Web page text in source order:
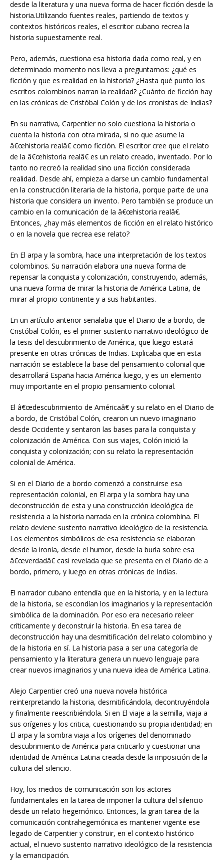
desde la literatura y una nueva forma de hacer ficción desde la
historia.Utilizando fuentes reales, partiendo de textos y
contextos históricos reales, el escritor cubano recrea la
historia supuestamente real.
Pero, además, cuestiona esa historia dada como real, y en
determinado momento nos lleva a preguntarnos: ¿qué es
ficción y que es realidad en la historia? ¿Hasta qué punto los
escritos colombinos narran la realidad? ¿Cuánto de ficción hay
en las crónicas de Cristóbal Colón y de los cronistas de Indias?
En su narrativa, Carpentier no solo cuestiona la historia o
cuenta la historia con otra mirada, si no que asume la
â€œhistoria realâ€ como ficción. El escritor cree que el relato
de la â€œhistoria realâ€ es un relato creado, inventado. Por lo
tanto no recreó la realidad sino una ficción considerada
realidad. Desde ahí, empieza a darse un cambio fundamental
en la construcción literaria de la historia, porque parte de una
historia que considera un invento. Pero también se produce un
cambio en la comunicación de la â€œhistoria realâ€.
Entonces, ¿hay más elementos de ficción en el relato histórico
o en la novela que recrea ese relato?
En El arpa y la sombra, hace una interpretación de los textos
colombinos. Su narración elabora una nueva forma de
repensar la conquista y colonización, construyendo, además,
una nueva forma de mirar la historia de América Latina, de
mirar al propio continente y a sus habitantes.
En un artículo anterior señalaba que el Diario de a bordo, de
Cristóbal Colón, es el primer sustento narrativo ideológico de
la tesis del descubrimiento de América, que luego estará
presente en otras crónicas de Indias. Explicaba que en esta
narración se establece la base del pensamiento colonial que
desarrollará España hacia América luego, y es un elemento
muy importante en el propio pensamiento colonial.
El â€œdescubrimiento de Américaâ€ y su relato en el Diario de
a bordo, de Cristóbal Colón, crearon un nuevo imaginario
desde Occidente y sentaron las bases para la conquista y
colonización de América. Con sus viajes, Colón inició la
conquista y colonización; con su relato la representación
colonial de América.
Si en el Diario de a bordo comenzó a construirse esa
representación colonial, en El arpa y la sombra hay una
deconstrucción de esta y una construcción ideológica de
resistencia a la historia narrada en la crónica colombina. El
relato deviene sustento narrativo ideológico de la resistencia.
Los elementos simbólicos de esa resistencia se elaboran
desde la ironía, desde el humor, desde la burla sobre esa
â€œverdadâ€ casi revelada que se presenta en el Diario de a
bordo, primero, y luego en otras crónicas de Indias.
El narrador cubano entendía que en la historia, y en la lectura
de la historia, se escondían los imaginarios y la representación
simbólica de la dominación. Por eso era necesario releer
críticamente y deconstruir la historia. En esa tarea de
deconstrucción hay una desmitificación del relato colombino y
de la historia en sí. La historia pasa a ser una categoría de
pensamiento y la literatura genera un nuevo lenguaje para
crear nuevos imaginarios y una nueva idea de América Latina.
Alejo Carpentier creó una nueva novela histórica
reinterpretando la historia, desmitificándola, decontruyéndola
y finalmente reescribiéndola. Si en El viaje a la semilla, viaja a
sus orígenes y los critica, cuestionando su propia identidad; en
El arpa y la sombra viaja a los orígenes del denominado
descubrimiento de América para criticarlo y cuestionar una
identidad de América Latina creada desde la imposición de la
cultura del silencio.
Hoy, los medios de comunicación son los actores
fundamentales en la tarea de imponer la cultura del silencio
desde un relato hegemónico. Entonces, la gran tarea de la
comunicación contrahegemónica es mantener vigente ese
legado de Carpentier y construir, en el contexto histórico
actual, el nuevo sustento narrativo ideológico de la resistencia
y la emancipación.